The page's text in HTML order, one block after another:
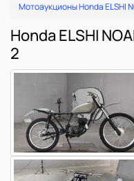
Мотоаукционы Honda ELSHI
Honda ELSHI
2